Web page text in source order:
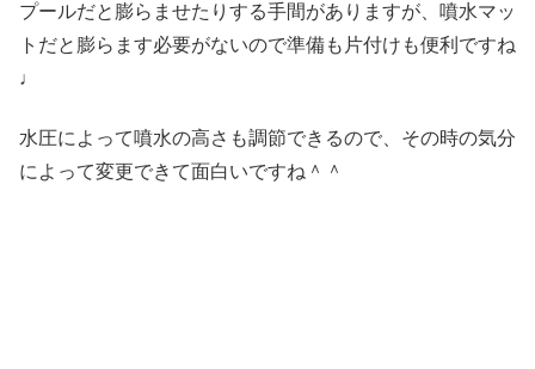
プールだと膨らませたりする手間がありますが、噴水マッ
トだと膨らます必要がないので準備も片付けも便利ですね
♩
水圧によって噴水の高さも調節できるので、その時の気分
によって変更できて面白いですね＾＾